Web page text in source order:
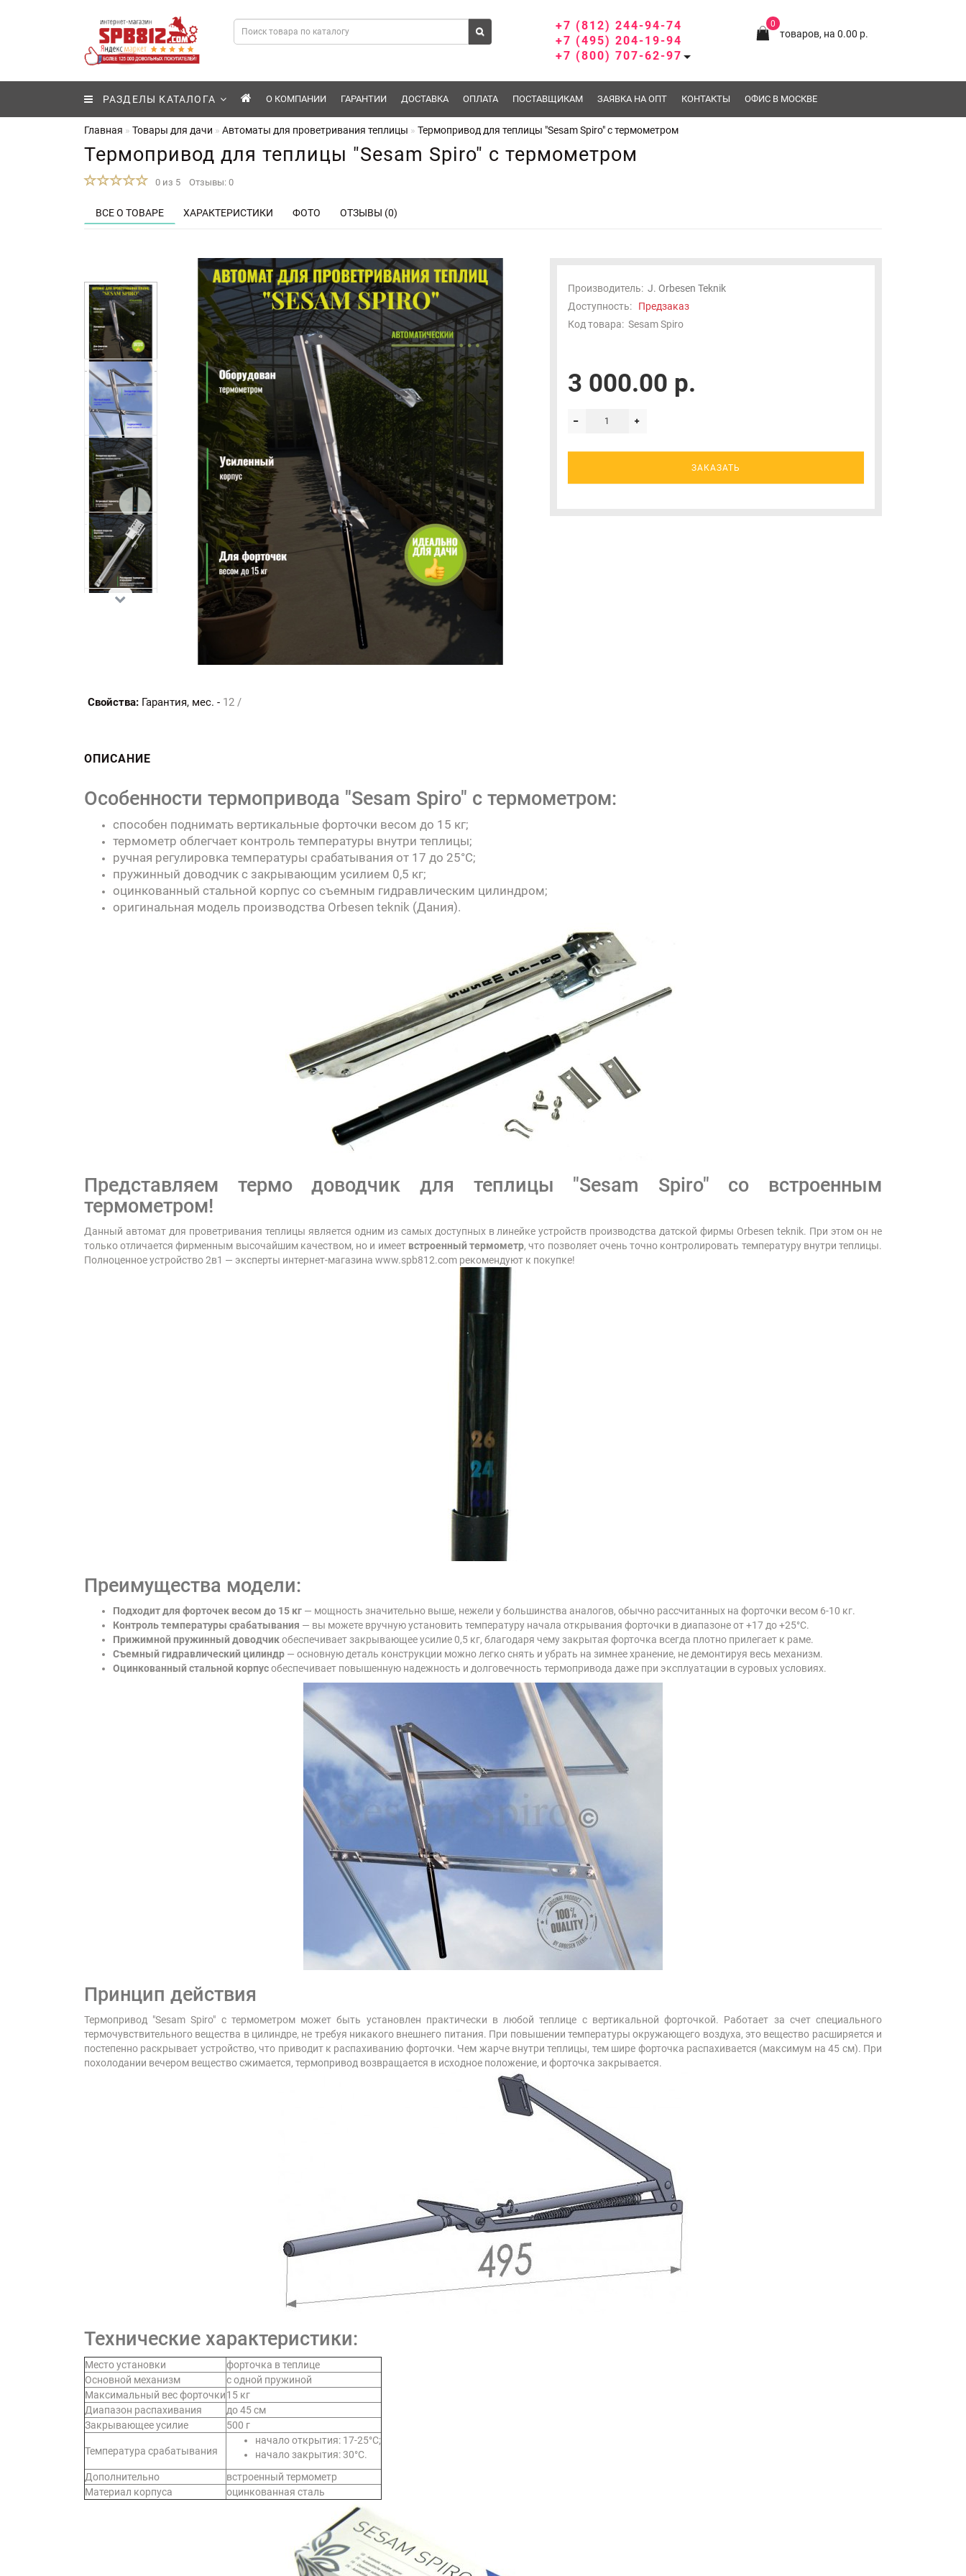
0
товаров, на 0.00 р.
+7 (812) 244-94-74
+7 (495) 204-19-94
+7 (800) 707-62-97
РАЗДЕЛЫ КАТАЛОГА О КОМПАНИИ ГАРАНТИИ ДОСТАВКА ОПЛАТА ПОСТАВЩИКАМ ЗАЯВКА НА ОПТ КОНТАКТЫ ОФИС В МОСКВЕ
Главная Товары для дачи Автоматы для проветривания теплицы Термопривод для теплицы "Sesam Spiro" с термометром
Термопривод для теплицы "Sesam Spiro" с термометром
0 из 5 Отзывы: 0
ВСЕ О ТОВАРЕ ХАРАКТЕРИСТИКИ ФОТО ОТЗЫВЫ (0)
Свойства: Гарантия, мес. - 12 /
Производитель: J. Orbesen Teknik
Доступность: Предзаказ
Код товара: Sesam Spiro
3 000.00 р.
ЗАКАЗАТЬ
ОПИСАНИЕ
Особенности термопривода "Sesam Spiro" с термометром:
способен поднимать вертикальные форточки весом до 15 кг;
термометр облегчает контроль температуры внутри теплицы;
ручная регулировка температуры срабатывания от 17 до 25°C;
пружинный доводчик с закрывающим усилием 0,5 кг;
оцинкованный стальной корпус со съемным гидравлическим цилиндром;
оригинальная модель производства Orbesen teknik (Дания).
Представляем термо доводчик для теплицы "Sesam Spiro" со встроенным
термометром!
Данный автомат для проветривания теплицы является одним из самых доступных в линейке устройств производства датской фирмы Orbesen teknik. При этом он не
только отличается фирменным высочайшим качеством, но и имеет встроенный термометр, что позволяет очень точно контролировать температуру внутри теплицы.
Полноценное устройство 2в1 — эксперты интернет-магазина www.spb812.com рекомендуют к покупке!
Преимущества модели:
Подходит для форточек весом до 15 кг — мощность значительно выше, нежели у большинства аналогов, обычно рассчитанных на форточки весом 6-10 кг.
Контроль температуры срабатывания — вы можете вручную установить температуру начала открывания форточки в диапазоне от +17 до +25°C.
Прижимной пружинный доводчикобеспечивает закрывающее усилие 0,5 кг, благодаря чему закрытая форточка всегда плотно прилегает к раме.
Съемный гидравлический цилиндр — основную деталь конструкции можно легко снять и убрать на зимнее хранение, не демонтируя весь механизм.
Оцинкованный стальной корпусобеспечивает повышенную надежность и долговечность термопривода даже при эксплуатации в суровых условиях.
Принцип действия
Термопривод "Sesam Spiro" с термометром может быть установлен практически в любой теплице с вертикальной форточкой. Работает за счет специального
термочувствительного вещества в цилиндре, не требуя никакого внешнего питания. При повышении температуры окружающего воздуха, это вещество расширяется и
постепенно раскрывает устройство, что приводит к распахиванию форточки. Чем жарче внутри теплицы, тем шире форточка распахивается (максимум на 45 см). При
похолодании вечером вещество сжимается, термопривод возвращается в исходное положение, и форточка закрывается.
Технические характеристики:
Место установки
форточка в теплице
Основной механизм
с одной пружиной
Максимальный вес форточки15 кг
Диапазон распахивания
до 45 см
Закрывающее усилие
500 г
Температура срабатывания
начало открытия: 17-25°C;
начало закрытия: 30°C.
Дополнительно
встроенный термометр
Материал корпуса
оцинкованная сталь